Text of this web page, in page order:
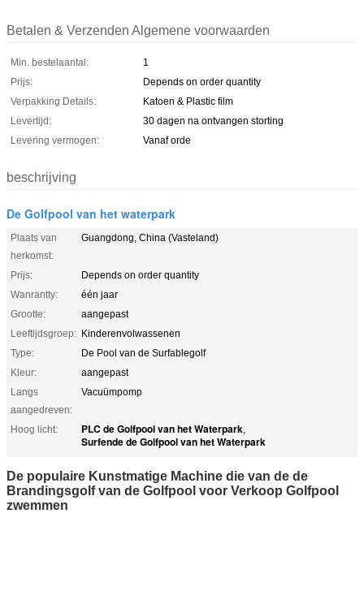
Betalen & Verzenden Algemene voorwaarden
Min. bestelaantal:
1
Prijs:
Depends on order quantity
Verpakking Details:
Katoen & Plastic film
Levertijd:
30 dagen na ontvangen storting
Levering vermogen:
Vanaf orde
beschrijving
De Golfpool van het waterpark
Plaats van
herkomst:
Guangdong, China (Vasteland)
Prijs:
Depends on order quantity
Wanrantty:
één jaar
Grootte:
aangepast
Leeftijdsgroep: Kinderenvolwassenen
Type:
De Pool van de Surfablegolf
Kleur:
aangepast
Langs
aangedreven:
Vacuümpomp
Hoog licht: PLC de Golfpool van het Waterpark,
Surfende de Golfpool van het Waterpark
De populaire Kunstmatige Machine die van de de
Brandingsgolf van de Golfpool voor Verkoop Golfpool
zwemmen